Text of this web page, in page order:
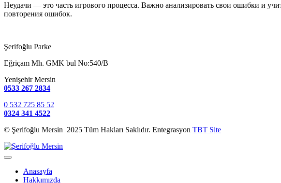
Неудачи — это часть игрового процесса. Важно анализировать свои ошибки и
повторения ошибок.
Şerifoğlu Parke
Eğriçam Mh. GMK bul No:540/B
Yenişehir Mersin
0533 267 2834
0 532 725 85 52
0324 341 4522
© Şerifoğlu Mersin 2025 Tüm Hakları Saklıdır. Entegrasyon TBT Site
Anasayfa
Hakkımızda